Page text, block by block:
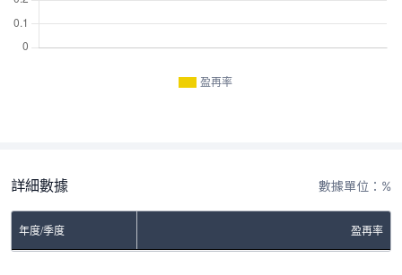
盈再率
詳細數據 數據單位：%
年度/季度 盈再率